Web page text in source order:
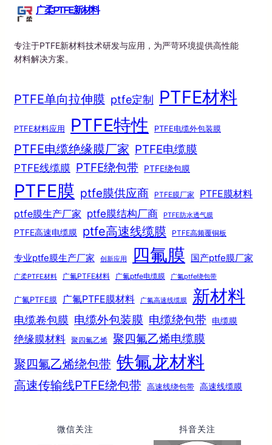
广柔PTFE新材料
专注于PTFE新材料技术研发与应用，为严苛环境提供高性能
材料解决方案。
PTFE单向拉伸膜 ptfe定制 PTFE材料
PTFE材料应用 PTFE特性 PTFE电缆外包装膜
PTFE电缆绝缘膜厂家 PTFE电缆膜
PTFE线缆膜 PTFE绕包带 PTFE绕包膜
PTFE膜 ptfe膜供应商 PTFE膜厂家 PTFE膜材料
ptfe膜生产厂家 ptfe膜结构厂商 PTFE防水透气膜
PTFE高速电缆膜 ptfe高速线缆膜 PTFE高频覆铜板
专业ptfe膜生产厂家 创新应用 四氟膜 国产ptfe膜厂家
广柔PTFE材料 广氟PTFE材料 广氟ptfe电缆膜 广氟ptfe绕包带
广氟PTFE膜 广氟PTFE膜材料 广氟高速线缆膜 新材料
电缆卷包膜 电缆外包装膜 电缆绕包带 电缆膜
绝缘膜材料 聚四氟乙烯
聚四氟乙烯电缆膜
聚四氟乙烯绕包带 铁氟龙材料
高速传输线PTFE绕包带 高速线绕包带 高速线缆膜
微信关注 抖音关注